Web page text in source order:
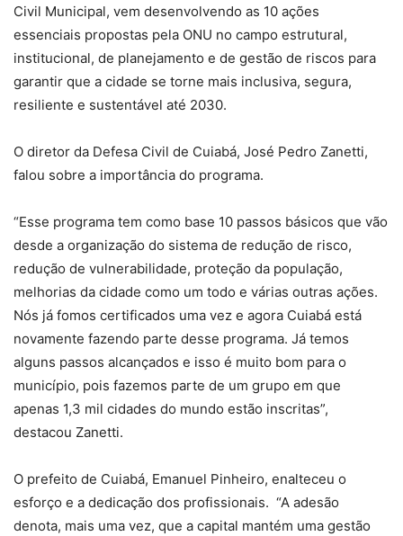
Civil Municipal, vem desenvolvendo as 10 ações
essenciais propostas pela ONU no campo estrutural,
institucional, de planejamento e de gestão de riscos para
garantir que a cidade se torne mais inclusiva, segura,
resiliente e sustentável ​​até 2030.
O diretor da Defesa Civil de Cuiabá, José Pedro Zanetti,
falou sobre a importância do programa.
“Esse programa tem como base 10 passos básicos que vão
desde a organização do sistema de redução de risco,
redução de vulnerabilidade, proteção da população,
melhorias da cidade como um todo e várias outras ações.
Nós já fomos certificados uma vez e agora Cuiabá está
novamente fazendo parte desse programa. Já temos
alguns passos alcançados e isso é muito bom para o
município, pois fazemos parte de um grupo em que
apenas 1,3 mil cidades do mundo estão inscritas”,
destacou Zanetti.
O prefeito de Cuiabá, Emanuel Pinheiro, enalteceu o
esforço e a dedicação dos profissionais. “A adesão
denota, mais uma vez, que a capital mantém uma gestão